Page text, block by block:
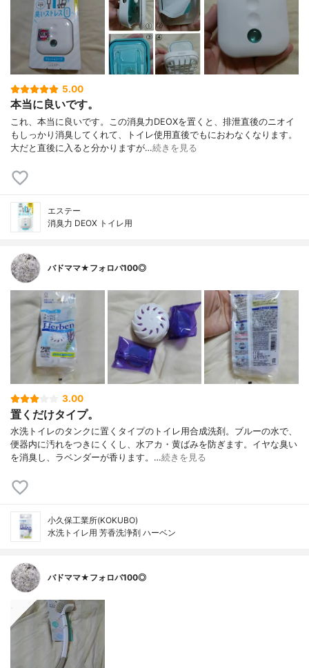
5.00
本当に良いです。
これ、本当に良いです。この消臭力DEOXを置くと、排泄直後のニオイ
もしっかり消臭してくれて、トイレ使用直後でもにおわなくなります。
大だと直後に入ると分かりますが…続きを見る
エステー
消臭力 DEOX トイレ用
バドママ★フォロバ100◎
3.00
置くだけタイプ。
水洗トイレのタンクに置くタイプのトイレ用合成洗剤。ブルーの水で、
便器内に汚れをつきにくくし、水アカ・黄ばみを防ぎます。イヤな臭い
を消臭し、ラベンダーが香ります。…続きを見る
小久保工業所(KOKUBO)
水洗トイレ用 芳香洗浄剤 ハーベン
バドママ★フォロバ100◎